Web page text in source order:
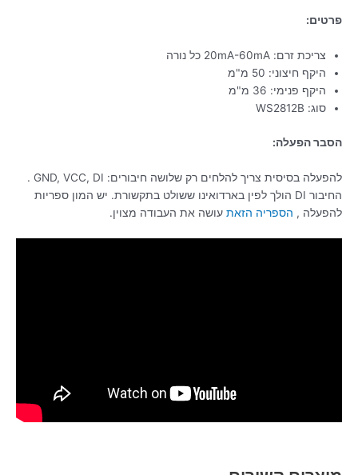
פרטים:
צריכת זרם: 20mA-60mA כל נורה
היקף חיצוני: 50 מ"מ
היקף פנימי: 36 מ"מ
סוג: WS2812B
הסבר הפעלה:
להפעלה בסיסית צריך להלחים רק שלושה חיבורים: GND, VCC, DI .
החיבור DI הולך לפין בארדואינו ששולט בתקשורת. יש המון ספריות
להפעלה , הספריה הזאת עושה את העבודה מצוין.